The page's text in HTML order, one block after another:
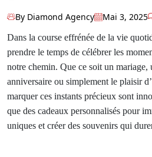
By Diamond Agency Mai 3, 2025
Dans la course effrénée de la vie
prendre le temps de célébrer les
notre chemin. Que ce soit un mariage,
anniversaire ou simplement le plaisir
marquer ces instants précieux sont
que des cadeaux personnalisés pour
uniques et créer des souvenirs qui